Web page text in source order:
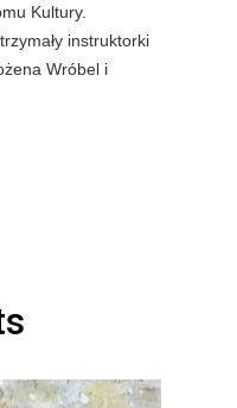
Kultury.
instruktorki
Wróbel i